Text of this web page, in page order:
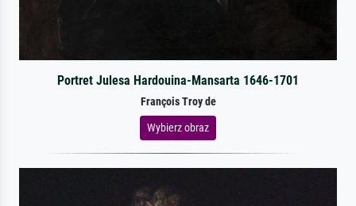
Portret Julesa Hardouina-Mansarta 1646-1701
François Troy de
Wybierz obraz